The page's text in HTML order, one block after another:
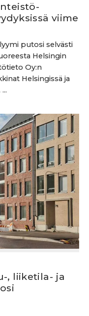
viime
putosi selvästi
Helsingin
Oy:n
Helsingissä ja
, liiketila- ja